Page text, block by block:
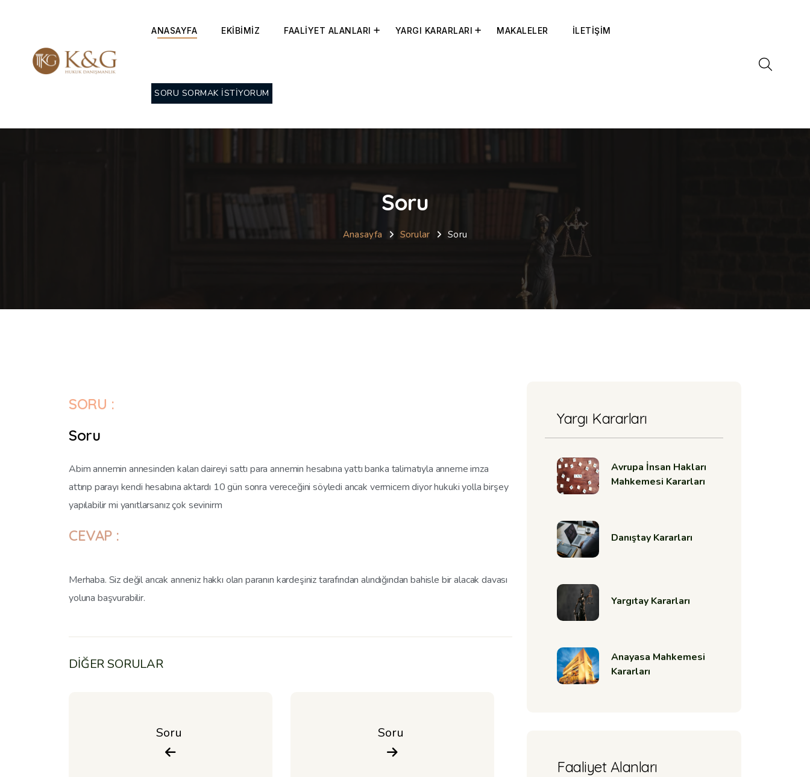
ANASAYFA EKİBİMİZ FAALİYET ALANLARI YARGI KARARLARI MAKALELER İLETİŞİM
SORU SORMAK İSTİYORUM
Soru
Anasayfa Sorular Soru
SORU :
Soru
Abim annemin annesinden kalan daireyi sattı para annemin hesabına yattı banka talimatıyla anneme imza
attırıp parayı kendi hesabına aktardı 10 gün sonra vereceğini söyledi ancak vermicem diyor hukuki yolla birşey
yapılabilir mi yanıtlarsanız çok sevinirm
CEVAP :
Merhaba. Siz değil ancak anneniz hakkı olan paranın kardeşiniz tarafından alındığından bahisle bir alacak davası
yoluna başvurabilir.
DİĞER SORULAR
Soru Soru
Yargı Kararları
Avrupa İnsan Hakları
Mahkemesi Kararları
Danıştay Kararları
Yargıtay Kararları
Anayasa Mahkemesi
Kararları
Faaliyet Alanları